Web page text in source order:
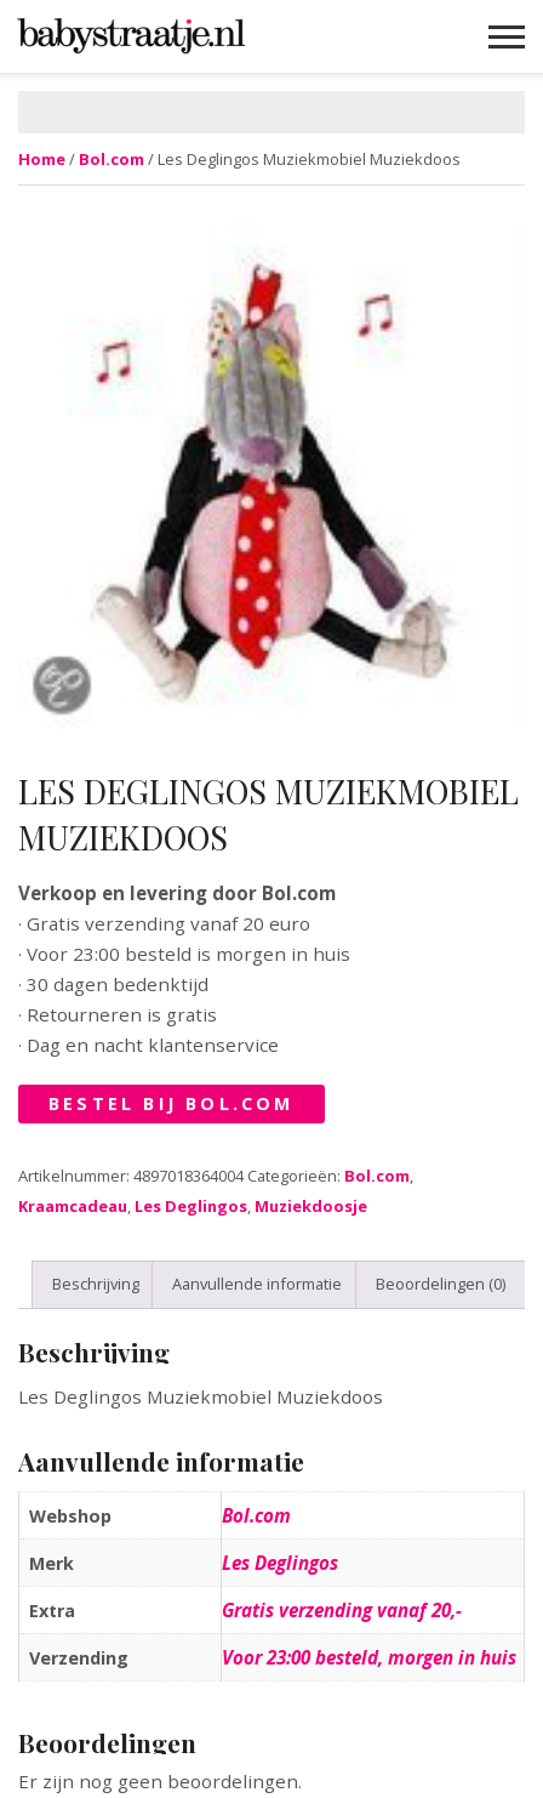
Home/ Bol.com / Les Deglingos Muziekmobiel Muziekdoos
LES DEGLINGOS MUZIEKMOBIEL
MUZIEKDOOS
Verkoop en levering door Bol.com
· Gratis verzending vanaf 20 euro
· Voor 23:00 besteld is morgen in huis
· 30 dagen bedenktijd
· Retourneren is gratis
· Dag en nacht klantenservice
BESTEL BIJ BOL.COM
Artikelnummer: 4897018364004 Categorieën: Bol.com,
Kraamcadeau, Les Deglingos, Muziekdoosje
Beschrijving Aanvullende informatie Beoordelingen (0)
Beschrijving
Les Deglingos Muziekmobiel Muziekdoos
Aanvullende informatie
Webshop Bol.com
Merk Les Deglingos
Extra Gratis verzending vanaf 20,-
Verzending Voor 23:00 besteld, morgen in huis
Beoordelingen
Er zijn nog geen beoordelingen.